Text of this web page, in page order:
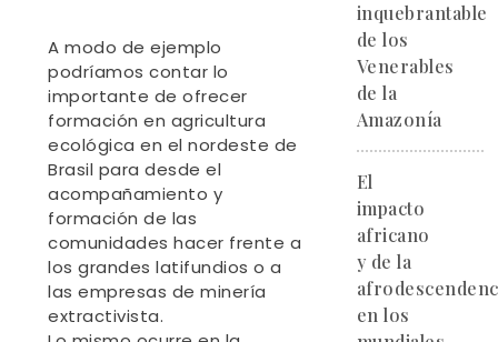
A modo de ejemplo
podríamos contar lo
importante de ofrecer
formación en agricultura
ecológica en el nordeste de
Brasil para desde el
acompañamiento y
formación de las
comunidades hacer frente a
los grandes latifundios o a
las empresas de minería
extractivista.
inquebrantable
de los
Venerables
de la
Amazonía
El
impacto
africano
y de la
en los